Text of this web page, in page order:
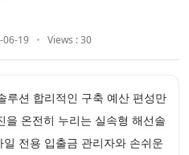
06-19 Views : 30
루션 합리적인 구축 예산 편성만
을 온전히 누리는 실속형 해선솔
전용 입출금 관리자와 손쉬운